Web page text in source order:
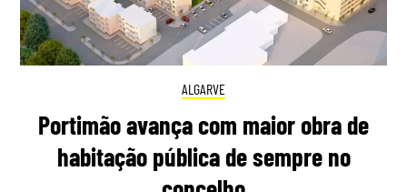
ALGARVE
Portimão avança com maior obra de
habitação pública de sempre no